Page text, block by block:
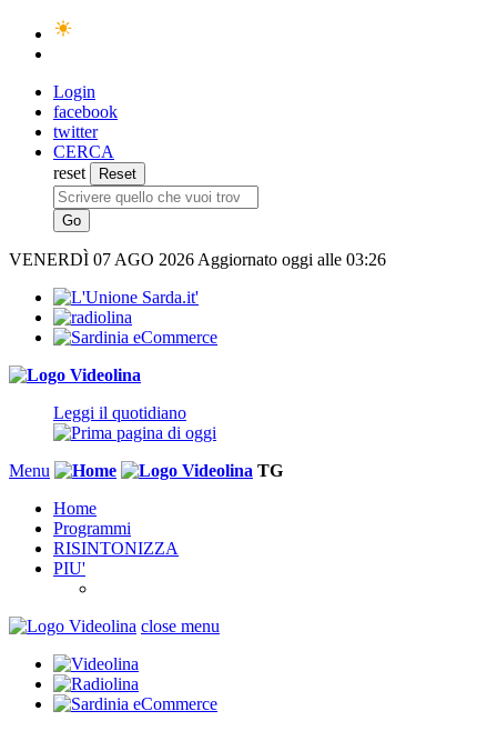
Login
facebook
twitter
CERCA
reset
VENERDÌ 07 AGO 2026 Aggiornato oggi alle 03:26
Leggi il quotidiano
Menu
TG
Home
Programmi
RISINTONIZZA
PIU'
close menu